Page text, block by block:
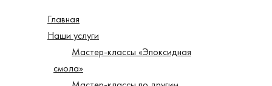
Главная
Наши услуги
Мастер-классы «Эпоксидная
смола»